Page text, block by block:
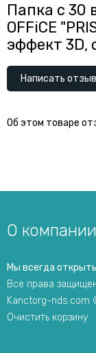
Папка с 30
OFFiCE
эффект 3D,
Написать отзыв
Об этом товаре
О компании
Мы всегда
Все права
Kanctorg-nds.com
Очистить корзину